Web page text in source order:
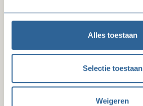
Alles toestaan
Selectie toestaan
Weigeren
Functie